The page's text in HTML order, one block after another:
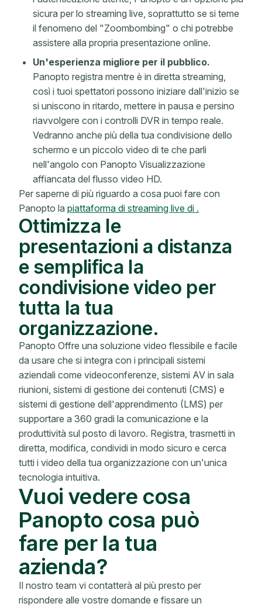
sicura per lo streaming live, soprattutto se si teme
il fenomeno del "Zoombombing" o chi potrebbe
assistere alla propria presentazione online.
Un'esperienza migliore per il pubblico.
Panopto registra mentre è in diretta streaming,
così i tuoi spettatori possono iniziare dall'inizio se
si uniscono in ritardo, mettere in pausa e persino
riavvolgere con i controlli DVR in tempo reale.
Vedranno anche più della tua condivisione dello
schermo e un piccolo video di te che parli
nell'angolo con Panopto Visualizzazione
affiancata del flusso video HD.
Per saperne di più riguardo a cosa puoi fare con
Panopto la piattaforma di streaming live di .
Ottimizza le
presentazioni a distanza
e semplifica la
condivisione video per
tutta la tua
organizzazione.
Panopto Offre una soluzione video flessibile e facile
da usare che si integra con i principali sistemi
aziendali come videoconferenze, sistemi AV in sala
riunioni, sistemi di gestione dei contenuti (CMS) e
sistemi di gestione dell'apprendimento (LMS) per
supportare a 360 gradi la comunicazione e la
produttività sul posto di lavoro. Registra, trasmetti in
diretta, modifica, condividi in modo sicuro e cerca
tutti i video della tua organizzazione con un'unica
tecnologia intuitiva.
Vuoi vedere cosa
Panopto cosa può
fare per la tua
azienda?
Il nostro team vi contatterà al più presto per
rispondere alle vostre domande e fissare un